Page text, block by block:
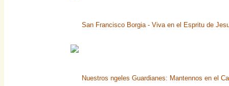
San Francisco Borgia - Viva en el Espritu de
Nuestros ngeles Guardianes: Mantennos en el